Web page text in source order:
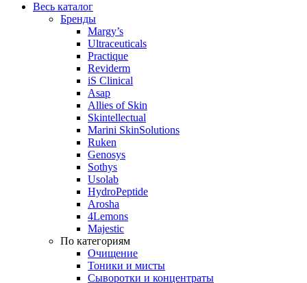
Весь каталог
Бренды
Margy’s
Ultraceuticals
Practique
Reviderm
iS Clinical
Asap
Allies of Skin
Skintellectual
Marini SkinSolutions
Ruken
Genosys
Sothys
Usolab
HydroPeptide
Arosha
4Lemons
Majestic
По категориям
Очищение
Тоники и мисты
Сыворотки и концентраты